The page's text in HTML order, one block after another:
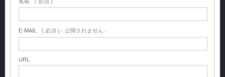
E-MAIL ( 必須 ) - 公開されません -
URL